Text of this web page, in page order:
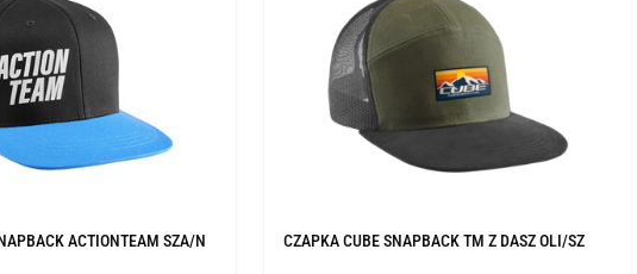
ACTIONTEAM SZA/N CZAPKA CUBE SNAPBACK TM Z DASZ OLI/SZ